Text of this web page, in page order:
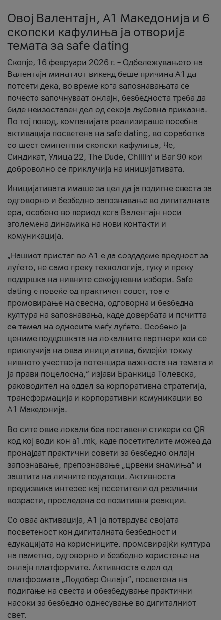
Овој Валентајн, A1 Македонија и 6
скопски кафулиња ја отворија
темата за safe dating
Скопје, 16 февруари 2026 г. – Одбележувањето на
Валентајн минатиот викенд беше причина А1 да
потсети дека, во време кога запознавањата се
почесто започнуваат онлајн, безбедноста треба да
биде неизоставен дел од секоја љубовна приказна.
По тој повод, компанијата реализираше посебна
активација посветена на safe dating, во соработка
со шест еминентни скопски кафулиња, Че,
Синдикат, Улица 22, The Dude, Chillin’ и Bar 90 кои
доброволно се приклучија на иницијативата.
Иницијативата имаше за цел да ја подигне свеста за
одговорно и безбедно запознавање во дигиталната
ера, особено во период кога Валентајн носи
зголемена динамика на нови контакти и
комуникација.
„Нашиот пристап во А1 е да создадеме вредност за
луѓето, не само преку технологија, туку и преку
поддршка на нивните секојдневни избори. Safe
dating е повеќе од практичен совет, тоа е
промовирање на свесна, одговорна и безбедна
култура на запознавања, каде довербата и почитта
се темел на односите меѓу луѓето. Особено ја
цениме поддршката на локалните партнери кои се
приклучија на оваа иницијатива, бидејќи токму
нивното учество ја потенцира важноста на темата и
ја прави поцелосна,“ изјави Бранкица Толевска,
раководител на оддел за корпоративна стратегија,
трансформација и корпоративни комуникации во
А1 Македонија.
Во сите овие локали беа поставени стикери со QR
код кој води кон a1.mk, каде посетителите можеа да
пронајдат практични совети за безбедно онлајн
запознавање, препознавање „црвени знамиња“ и
заштита на личните податоци. Активноста
предизвика интерес кај посетители од различни
возрасти, проследена со позитивни реакции.
Со оваа активација, А1 ја потврдува својата
посветеност кон дигиталната безбедност и
едукацијата на корисниците, промовирајќи култура
на паметно, одговорно и безбедно користење на
онлајн платформите. Активноста е дел од
платформата „Подобар Онлајн“, посветена на
подигање на свеста и обезбедување практични
насоки за безбедно однесување во дигиталниот
свет.